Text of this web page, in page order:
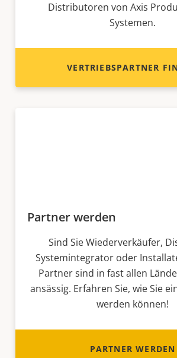
Distributoren von Axis
Systemen.
VERTRIEBSPARTNER
Partner werden
Sind Sie Wiederverkäufer,
Systemintegrator oder
Partner sind in fast allen
ansässig. Erfahren Sie, wie Sie
werden können!
PARTNER WERDEN